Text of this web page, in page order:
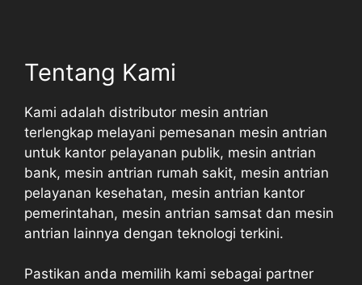
Tentang Kami
Kami adalah distributor mesin antrian
terlengkap melayani pemesanan mesin antrian
untuk kantor pelayanan publik, mesin antrian
bank, mesin antrian rumah sakit, mesin antrian
pelayanan kesehatan, mesin antrian kantor
pemerintahan, mesin antrian samsat dan mesin
antrian lainnya dengan teknologi terkini.
Pastikan anda memilih kami sebagai partner